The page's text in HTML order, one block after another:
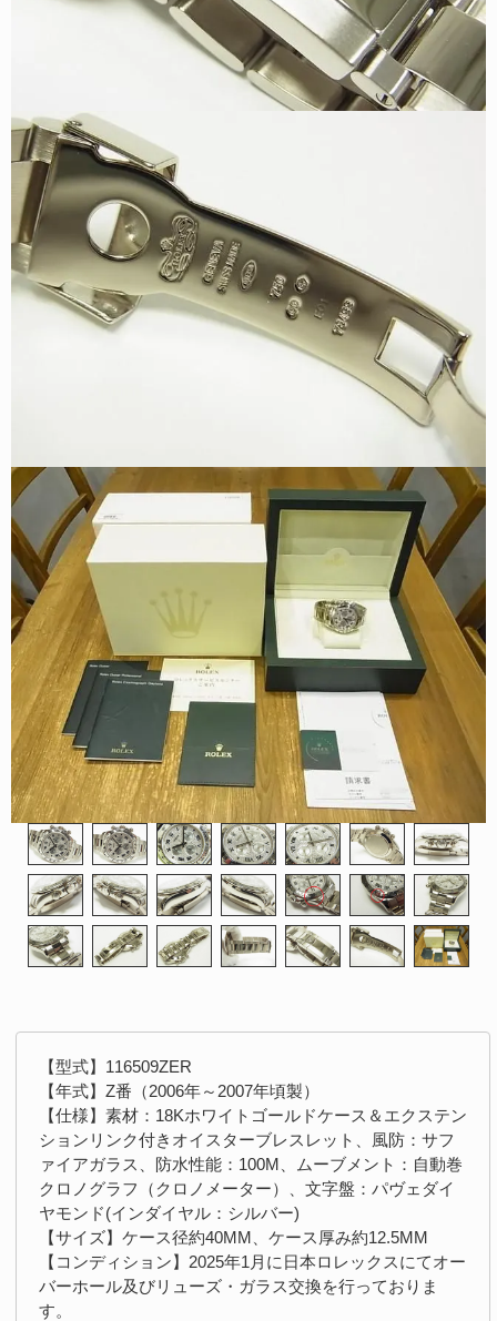
【型式】116509ZER
【年式】Z番（2006年～2007年頃製）
【仕様】素材：18Kホワイトゴールドケース＆エクステン
ションリンク付きオイスターブレスレット、風防：サフ
ァイアガラス、防水性能：100M、ムーブメント：自動巻
クロノグラフ（クロノメーター）、文字盤：パヴェダイ
ヤモンド(インダイヤル：シルバー)
【サイズ】ケース径約40MM、ケース厚み約12.5MM
【コンディション】2025年1月に日本ロレックスにてオー
バーホール及びリューズ・ガラス交換を行っておりま
す。